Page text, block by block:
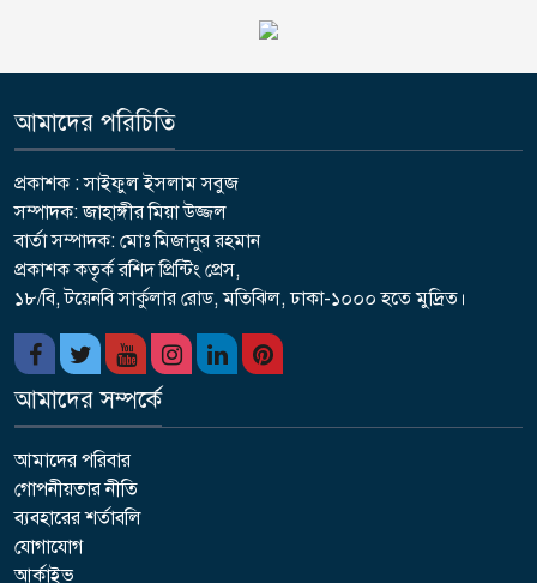
আমাদের পরিচিতি
প্রকাশক : সাইফুল ইসলাম সবুজ
সম্পাদক: জাহাঙ্গীর মিয়া উজ্জল
বার্তা সম্পাদক: মোঃ মিজানুর রহমান
প্রকাশক কতৃর্ক রশিদ প্রিন্টিং প্রেস,
১৮/বি, টয়েনবি সার্কুলার রোড, মতিঝিল, ঢাকা-১০০০ হতে মুদ্রিত।
আমাদের সম্পর্কে
আমাদের পরিবার
গোপনীয়তার নীতি
ব্যবহারের শর্তাবলি
যোগাযোগ
আর্কাইভ